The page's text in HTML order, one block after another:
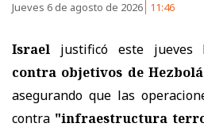
Jueves 6 de agosto de 2026 11:46
Israel justificó este
contra objetivos de
asegurando que las
contra "infraestructura